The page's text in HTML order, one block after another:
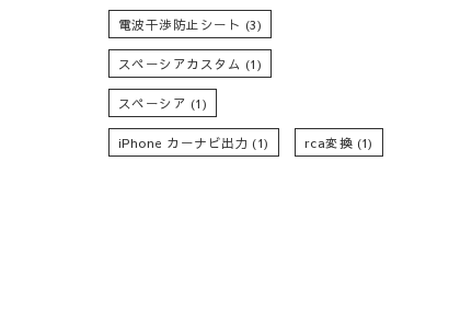
電波干渉防止シート (3)
スペーシアカスタム (1)
スペーシア (1)
iPhone カーナビ出力 (1) rca変換 (1)